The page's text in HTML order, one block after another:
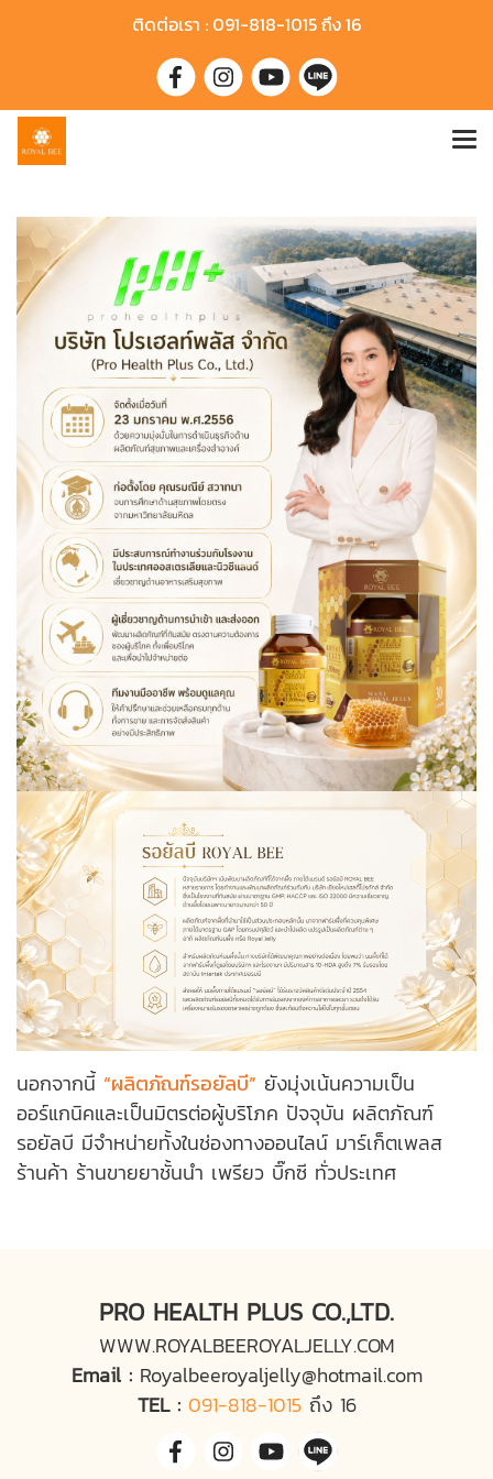
ติดต่อเรา : 091-818-1015 ถึง 16
นอกจากนี้ “ผลิตภัณฑ์รอยัลบี” ยังมุ่งเน้นความเป็น
ออร์แกนิคและเป็นมิตรต่อผู้บริโภค ปัจจุบัน ผลิตภัณฑ์
รอยัลบี มีจำหน่ายทั้งในช่องทางออนไลน์ มาร์เก็ตเพลส
ร้านค้า ร้านขายยาชั้นนำ เพรียว บิ๊กซี ทั่วประเทศ
PRO HEALTH PLUS CO.,LTD.
WWW.ROYALBEEROYALJELLY.COM
Email :Royalbeeroyaljelly@hotmail.com
TEL : 091-818-1015ถึง 16